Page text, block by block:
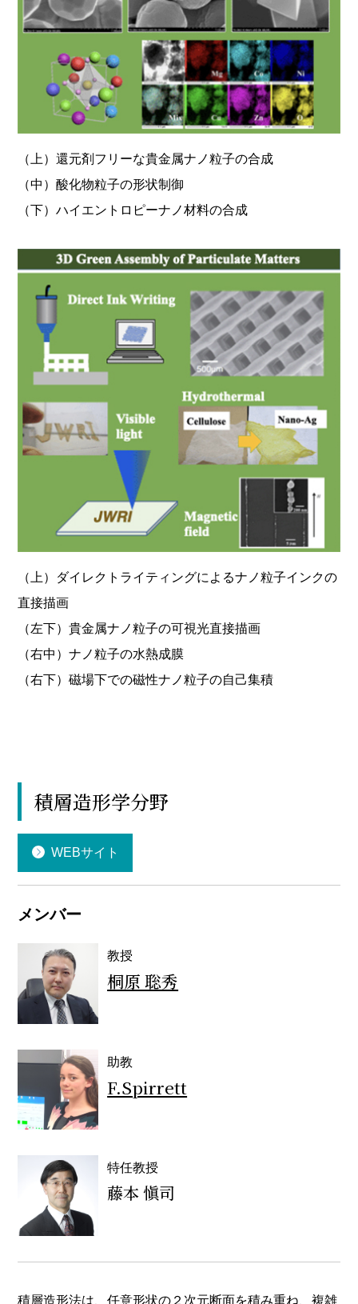
（上）還元剤フリーな貴金属ナノ粒子の合成
（中）酸化物粒子の形状制御
（下）ハイエントロピーナノ材料の合成
（上）ダイレクトライティングによるナノ粒子インクの
直接描画
（左下）貴金属ナノ粒子の可視光直接描画
（右中）ナノ粒子の水熱成膜
（右下）磁場下での磁性ナノ粒子の自己集積
積層造形学分野
WEBサイト
メンバー
教授
桐原 聡秀
助教
F.Spirrett
特任教授
藤本 愼司
積層造形法は、任意形状の２次元断面を積み重ね、複雑